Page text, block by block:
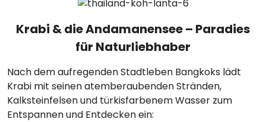
Krabi & die Andamanensee – Paradies
für Naturliebhaber
Nach dem aufregenden Stadtleben Bangkoks lädt
Krabi mit seinen atemberaubenden Stränden,
Kalksteinfelsen und türkisfarbenem Wasser zum
Entspannen und Entdecken ein: